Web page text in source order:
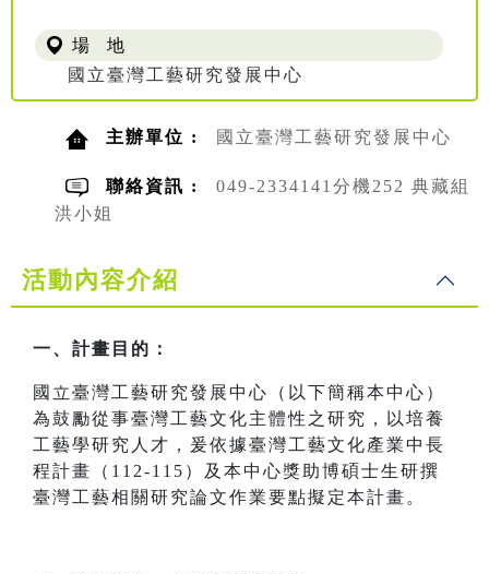
場 地
國立臺灣工藝研究發展中心
主辦單位 : 國立臺灣工藝研究發展中心
聯絡資訊 :
049-2334141分機252 典藏組
洪小姐
活動內容介紹
一、計畫目的：
國立臺灣工藝研究發展中心（以下簡稱本中心）
為鼓勵從事臺灣工藝文化主體性之研究，以培養
工藝學研究人才，爰依據臺灣工藝文化產業中長
程計畫（112-115）及本中心獎助博碩士生研撰
臺灣工藝相關研究論文作業要點擬定本計畫。